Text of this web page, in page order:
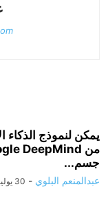
يمكن لنموذج الذكاء
جسم...
عبدالمنعم البلوي - 30 يوليو، 2026